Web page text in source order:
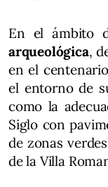
En el ámbito
arqueológica,
en el centenario
el entorno de
como la
Siglo con
de zonas
de la Villa